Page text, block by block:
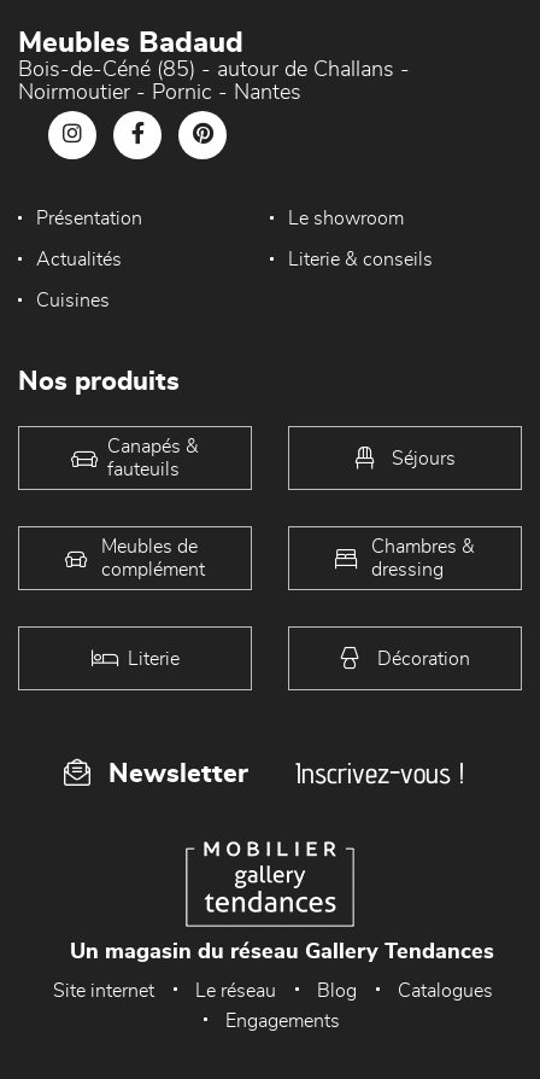
Meubles Badaud
Bois-de-Céné (85) - autour de Challans -
Noirmoutier - Pornic - Nantes
Présentation Le showroom
Actualités Literie & conseils
Cuisines
Nos produits
Canapés &
fauteuils
Séjours
Meubles de
complément
Chambres &
dressing
Literie Décoration
Newsletter Inscrivez-vous !
Un magasin du réseau Gallery Tendances
Site internet Le réseau Blog
Catalogues
Engagements